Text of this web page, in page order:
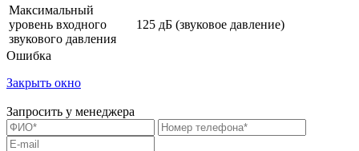
Максимальный
уровень входного
звукового давления
125 дБ (звуковое давление)
Ошибка
Закрыть окно
Запросить у менеджера